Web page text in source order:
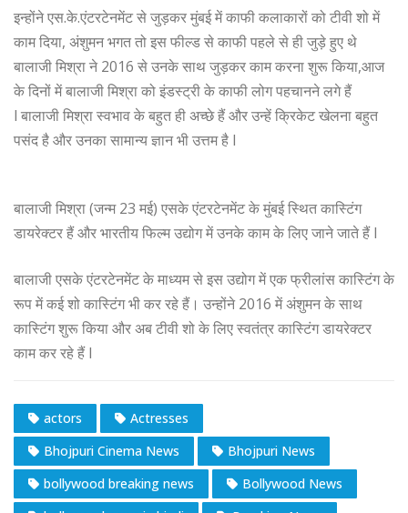
इन्होंने एस.के.एंटरटेनमेंट से जुड़कर मुंबई में काफी कलाकारों को टीवी शो में
काम दिया, अंशुमन भगत तो इस फील्ड से काफी पहले से ही जुड़े हुए थे
बालाजी मिश्रा ने 2016 से उनके साथ जुड़कर काम करना शुरू किया,आज
के दिनों में बालाजी मिश्रा को इंडस्ट्री के काफी लोग पहचानने लगे हैं
l बालाजी मिश्रा स्वभाव के बहुत ही अच्छे हैं और उन्हें क्रिकेट खेलना बहुत
पसंद है और उनका सामान्य ज्ञान भी उत्तम है l
बालाजी मिश्रा (जन्म 23 मई) एसके एंटरटेनमेंट के मुंबई स्थित कास्टिंग
डायरेक्टर हैं और भारतीय फिल्म उद्योग में उनके काम के लिए जाने जाते हैं l
बालाजी एसके एंटरटेनमेंट के माध्यम से इस उद्योग में एक फ्रीलांस कास्टिंग के
रूप में कई शो कास्टिंग भी कर रहे हैं। उन्होंने 2016 में अंशुमन के साथ
कास्टिंग शुरू किया और अब टीवी शो के लिए स्वतंत्र कास्टिंग डायरेक्टर
काम कर रहे हैं l
actors
Actresses
Bhojpuri Cinema News
Bhojpuri News
bollywood breaking news
Bollywood News